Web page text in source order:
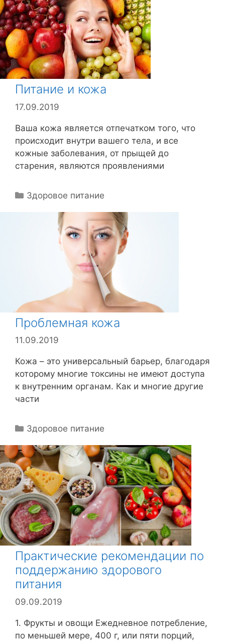
и
к
и
Питание и кожа
17.09.2019
Ваша кожа является отпечатком того, что
происходит внутри вашего тела, и все
кожные заболевания, от прыщей до
старения, являются проявлениями
Р
Здоровое питание
Проблемная кожа
11.09.2019
Кожа – это универсальный барьер, благодаря
которому многие токсины не имеют доступа
к внутренним органам. Как и многие другие
части
Р
б
р
и
к
и
Здоровое питание
Практические рекомендации по
поддержанию здорового
питания
09.09.2019
1. Фрукты и овощи Ежедневное потребление,
по меньшей мере, 400 г, или пяти порций,